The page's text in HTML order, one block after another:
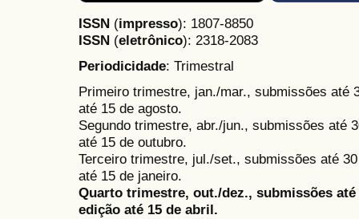
ISSN (impresso): 1807-8850
ISSN (eletrônico): 2318-2083
Periodicidade: Trimestral
Primeiro trimestre, jan./mar., submissões até
até 15 de agosto.
Segundo trimestre, abr./jun., submissões até
até 15 de outubro.
Terceiro trimestre, jul./set., submissões até
até 15 de janeiro.
Quarto trimestre, out./dez., submissões
edição até 15 de abril.